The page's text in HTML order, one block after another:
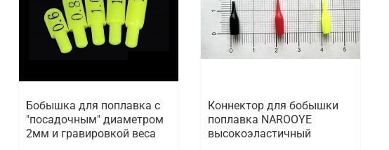
Бобышка для поплавка с
"посадочным" диаметром
2мм и гравировкой веса
Коннектор для бобышки
поплавка NAROOYE
высокоэластичный